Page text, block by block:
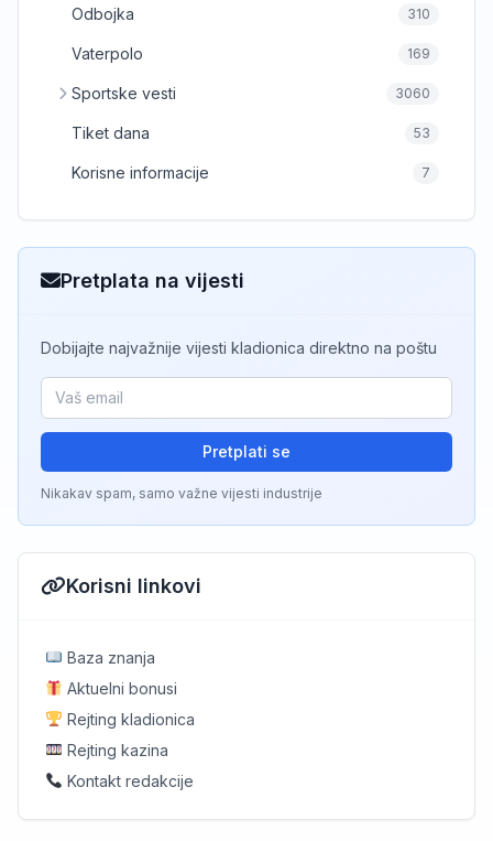
Odbojka 310
Vaterpolo 169
Sportske vesti 3060
Tiket dana 53
Korisne informacije 7
Pretplata na vijesti
Dobijajte najvažnije vijesti kladionica direktno na poštu
Pretplati se
Nikakav spam, samo važne vijesti industrije
Korisni linkovi
Baza znanja
Aktuelni bonusi
Rejting kladionica
Rejting kazina
Kontakt redakcije